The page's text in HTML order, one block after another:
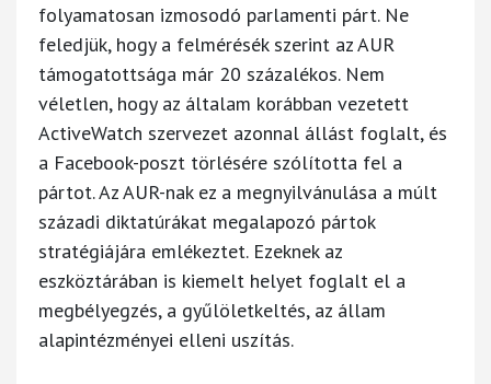
folyamatosan izmosodó parlamenti párt. Ne
feledjük, hogy a felmérésék szerint az AUR
támogatottsága már 20 százalékos. Nem
véletlen, hogy az általam korábban vezetett
ActiveWatch szervezet azonnal állást foglalt, és
a Facebook-poszt törlésére szólította fel a
pártot. Az AUR-nak ez a megnyilvánulása a múlt
századi diktatúrákat megalapozó pártok
stratégiájára emlékeztet. Ezeknek az
eszköztárában is kiemelt helyet foglalt el a
megbélyegzés, a gyűlöletkeltés, az állam
alapintézményei elleni uszítás.